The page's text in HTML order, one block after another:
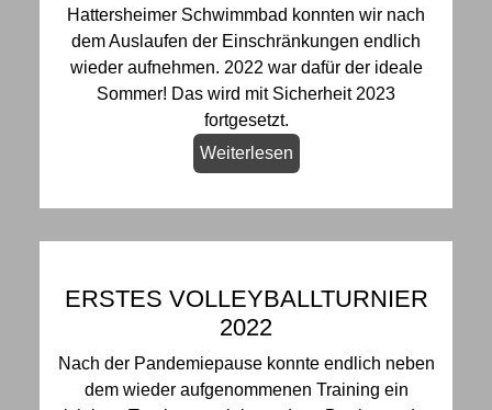
Hattersheimer Schwimmbad konnten wir nach
dem Auslaufen der Einschränkungen endlich
wieder aufnehmen. 2022 war dafür der ideale
Sommer! Das wird mit Sicherheit 2023
fortgesetzt.
Weiterlesen
ERSTES VOLLEYBALLTURNIER
2022
Nach der Pandemiepause konnte endlich neben
dem wieder aufgenommenen Training ein